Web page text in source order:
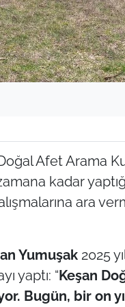
Afet Arama
kadar
ara
Yumuşak2025
yaptı: “Keşan
Bugün, bir on